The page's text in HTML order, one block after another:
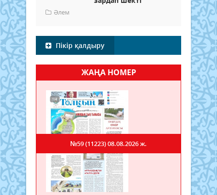
Әлем
Пікір қалдыру
ЖАҢА НОМЕР
№59 (11223)08.08.2026 ж.